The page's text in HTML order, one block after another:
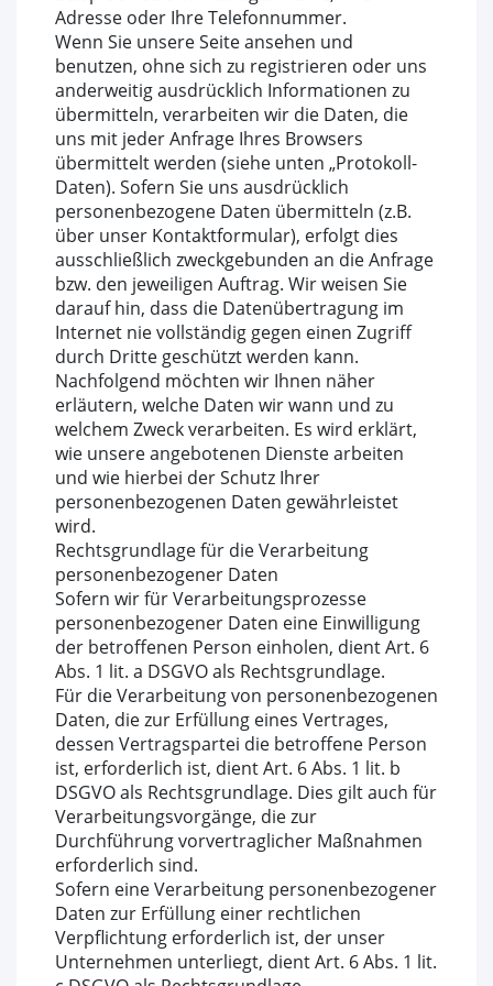
Adresse oder Ihre Telefonnummer.
Wenn Sie unsere Seite ansehen und
benutzen, ohne sich zu registrieren oder uns
anderweitig ausdrücklich Informationen zu
übermitteln, verarbeiten wir die Daten, die
uns mit jeder Anfrage Ihres Browsers
übermittelt werden (siehe unten „Protokoll-
Daten). Sofern Sie uns ausdrücklich
personenbezogene Daten übermitteln (z.B.
über unser Kontaktformular), erfolgt dies
ausschließlich zweckgebunden an die Anfrage
bzw. den jeweiligen Auftrag. Wir weisen Sie
darauf hin, dass die Datenübertragung im
Internet nie vollständig gegen einen Zugriff
durch Dritte geschützt werden kann.
Nachfolgend möchten wir Ihnen näher
erläutern, welche Daten wir wann und zu
welchem Zweck verarbeiten. Es wird erklärt,
wie unsere angebotenen Dienste arbeiten
und wie hierbei der Schutz Ihrer
personenbezogenen Daten gewährleistet
wird.
Rechtsgrundlage für die Verarbeitung
personenbezogener Daten
Sofern wir für Verarbeitungsprozesse
personenbezogener Daten eine Einwilligung
der betroffenen Person einholen, dient Art. 6
Abs. 1 lit. a DSGVO als Rechtsgrundlage.
Für die Verarbeitung von personenbezogenen
Daten, die zur Erfüllung eines Vertrages,
dessen Vertragspartei die betroffene Person
ist, erforderlich ist, dient Art. 6 Abs. 1 lit. b
DSGVO als Rechtsgrundlage. Dies gilt auch für
Verarbeitungsvorgänge, die zur
Durchführung vorvertraglicher Maßnahmen
erforderlich sind.
Sofern eine Verarbeitung personenbezogener
Daten zur Erfüllung einer rechtlichen
Verpflichtung erforderlich ist, der unser
Unternehmen unterliegt, dient Art. 6 Abs. 1 lit.